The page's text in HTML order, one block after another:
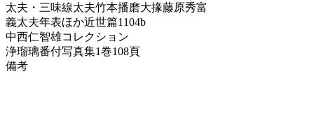
太夫・三味線太夫竹本播磨大掾藤原秀富
義太夫年表ほか近世篇1104b
中西仁智雄コレクション
浄瑠璃番付写真集1巻108頁
備考